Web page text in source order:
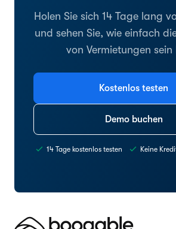
Holen Sie sich 14 Tage lang
und sehen Sie, wie einfach
von Vermietungen sein
Kostenlos testen
Demo buchen
14 Tage kostenlos testen Keine